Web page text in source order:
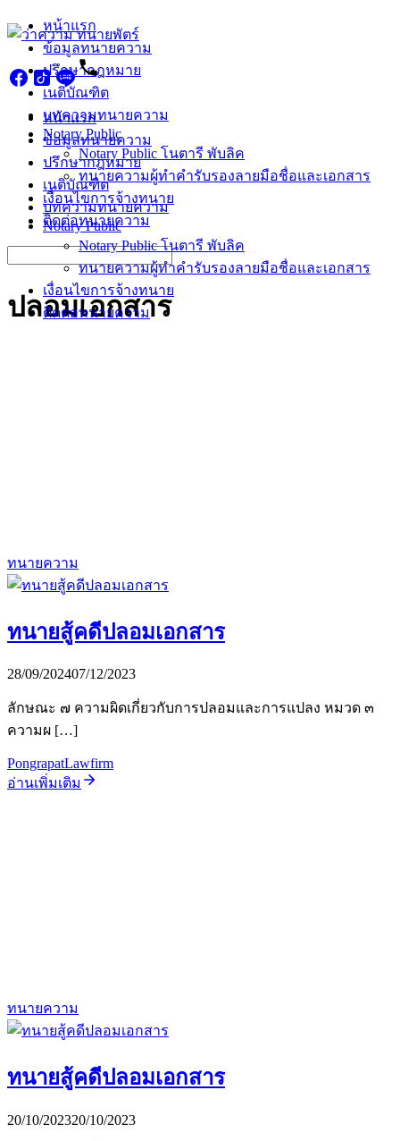
Skip
to
content
หน้าแรก
ข้อมูลทนายความ
ปรึกษากฎหมาย
เนติบัณฑิต
บทความทนายความ
Notary Public
Notary Public โนตารี พับลิค
ทนายความผู้ทำคำรับรองลายมือชื่อและเอกสาร
เงื่อนไขการจ้างทนาย
ติดต่อทนายความ
หน้าแรก
ข้อมูลทนายความ
ปรึกษากฎหมาย
เนติบัณฑิต
บทความทนายความ
Notary Public
Notary Public โนตารี พับลิค
ทนายความผู้ทำคำรับรองลายมือชื่อและเอกสาร
เงื่อนไขการจ้างทนาย
ติดต่อทนายความ
for:
ปลอมเอกสาร
ทนายความ
ทนายสู้คดีปลอมเอกสาร
28/09/202407/12/2023
ลักษณะ ๗ ความผิดเกี่ยวกับการปลอมและการแปลง หมวด ๓
ความผ […]
PongrapatLawfirm
อ่านเพิ่มเติม
ทนายความ
ทนายสู้คดีปลอมเอกสาร
20/10/202320/10/2023